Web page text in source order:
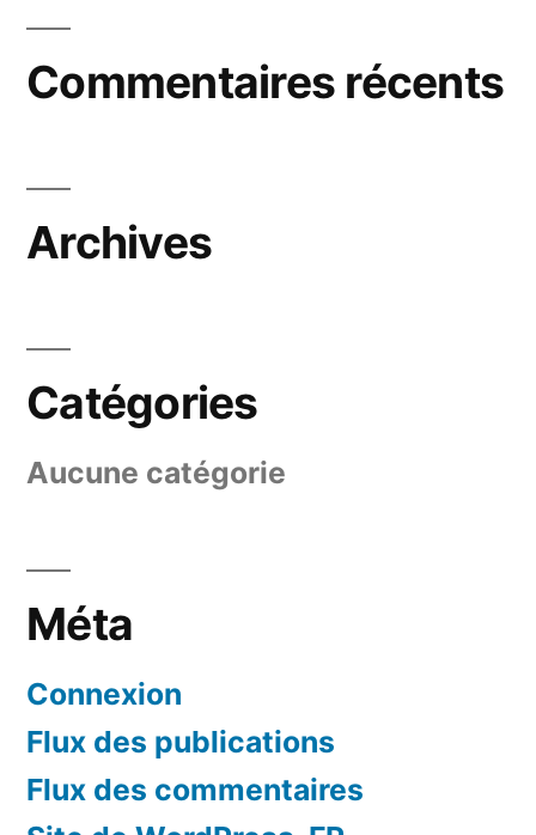
Commentaires récents
Archives
Catégories
Aucune catégorie
Méta
Connexion
Flux des publications
Flux des commentaires